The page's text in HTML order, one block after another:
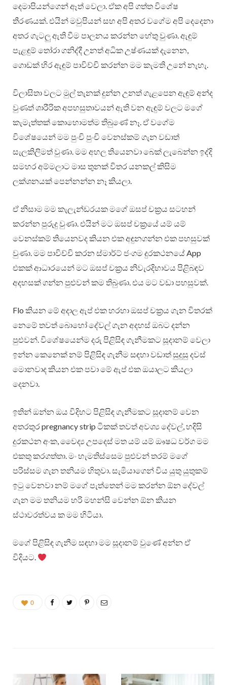
දෙමාපියන්ගෙන් ඈත් වෙලා. ඒක අපි ගත්ත විශේෂ
තීරණයක්. එයින් මවුපියන් සහ අපි අතර වගේම අපි දෙදෙනා
අතර ගැටලු ඇති වීම පාලනය කරන්න හේතු වුණා. ඇඳුම්
පැළඳුම් තෝරා ගනිද්දී උනත් අධික උෂ්ණයක් දැනෙන,
ගොඩක් හිර ඇඳුම් පාවිච්චි කරන්න මම කැමති උනේ නැහැ.
විලාසිතා වලට මුල් තැනක් දුන්න උනත් ගැළපෙන ඇඳුම් අන්ද
වුණත් ශාරීරික අපහසුතාවයන් ඇති වන ඇඳුම් වලට මගේ
කැමැත්තක් කොහොමත්ම තිබුණේ නෑ. ඒ වගේම
විශේෂයෙන් මම පුංචි පුංචි වෙනස්කම් ගැන වඩාත්
සැලකිලිමත් වුණා. මම අහල තියෙනවා බෙක් ලැබෙන්න ඉද්දි
සමහර අම්මලාට මාස තුනක් විතර යනකල් කිසිම
ලක්ශනයක් පෙන්නන්න නෑ කියලා.
ඒ නිසාම මම කැලැන්ඩරයක මගේ ඔසප් චක්‍රය සටහන්
කරන්න පුරුදු වුණා. එයින් මට ඔසප් චක්‍රයේ යම් යම්
වෙනස්කම් තියෙනවද කියන එක අඳුනගන්න එක පහසුවක්
වුණා. මම පාවිච්චි කරන ස්මාර්ට් ජංගම දුරකථනයේ App
එකක් ආධාරයෙන් මට ඔසප් චක්‍රය නිවැරදිභාවය පිළිබඳව
අදහසක් ගන්න පුළුවන් කම තිබුණා. එය මට වඩා පහසුවක්.
Flo කියන මේ අදාල ඇප් එක හරහා ඔසප් චක්‍රය ගැන විතරක්
නෙමේ තවත් බොහෝ දේවල් ගැන අදහස් ඔබට දන්න
පුළුවන්. විශේෂයෙන්ම දරු පිළිසිඳ ගැනීමකට සූදානම් වෙලා
ඉන්න කෙනෙක් නම් පිළිසිඳ ගැනීම සඳහා වඩාත් සුදුසු දවස්
මොනවාද කියන එක පවා මේ ඇප් එක ඔයාලට කියලා
දෙනවා.
ඉතින් ඔන්න ඔය විදිහට පිළිසිඳ ගැනීමකට සූදානම් වෙන
අතරතුර pregnancy strip ටිකක් තවත් අවශ්‍ය දේවල්, හදිසි
දුරකථන අංක, වෛද්‍ය උපදෙස් මත යම් යම් ඖෂධ වර්ග මම
එකතු කරගත්තා. මං හැමතිස්සෙම පුළුවන් තරම් මගේ
පරිස්සම ගැන තනියම හිතුවා. සැමියාගෙන් විය යුතු යුතුකම්
ඉටු වෙනවා නම් මගේ පැත්තෙන් මම කරන්න ඕන දේවල්
ගැන මම තනියම හරි මහන්සි වෙන්න ඕන කියන
ස්ථාවරත්වය ක මම හිටියා.
මගේ පිළිසිඳ ගැනීම සඳහා මම සූදානම් වුණේ අන්න ඒ
විදියට.
0